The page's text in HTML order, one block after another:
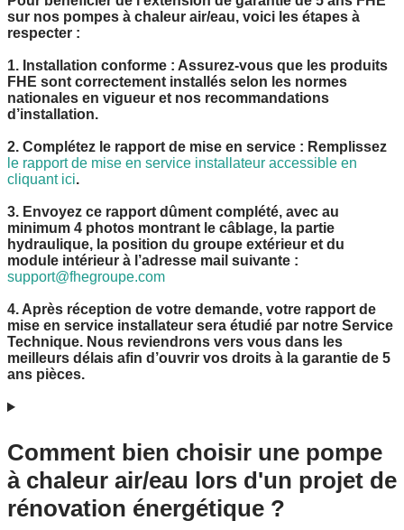
sur nos pompes à chaleur air/eau, voici les étapes à
respecter :
1. Installation conforme : Assurez-vous que les produits
FHE sont correctement installés selon les normes
nationales en vigueur et nos recommandations
d’installation.
2. Complétez le rapport de mise en service : Remplissez
le rapport de mise en service installateur accessible en
cliquant ici.
3. Envoyez ce rapport dûment complété, avec au
minimum 4 photos montrant le câblage, la partie
hydraulique, la position du groupe extérieur et du
module intérieur à l’adresse mail suivante :
support@fhegroupe.com
4. Après réception de votre demande, votre rapport de
mise en service installateur sera étudié par notre Service
Technique. Nous reviendrons vers vous dans les
meilleurs délais afin d’ouvrir vos droits à la garantie de 5
ans pièces.
Comment bien choisir une pompe
à chaleur air/eau lors d'un projet de
rénovation énergétique ?